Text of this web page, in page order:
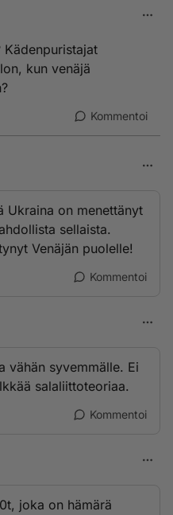
Kädenpuristajat
kun venäjä
Kommentoi
Ukraina on menettänyt
sellaista.
Venäjän puolelle!
Kommentoi
vähän syvemmälle. Ei
salaliittoteoriaa.
Kommentoi
joka on hämärä